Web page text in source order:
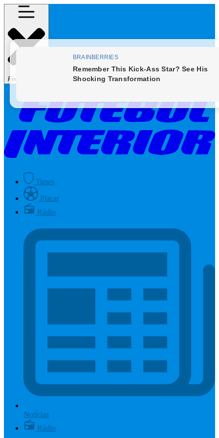
Fechar Menu
Times
Placar
Rádio
Notícias
Rádio